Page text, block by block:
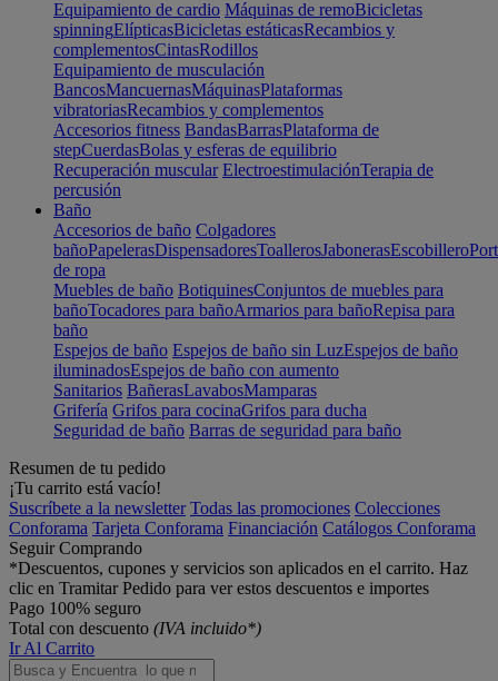
Equipamiento de cardio Máquinas de remoBicicletas
spinningElípticasBicicletas estáticasRecambios y
complementosCintasRodillos
Equipamiento de musculación
BancosMancuernasMáquinasPlataformas
vibratoriasRecambios y complementos
Accesorios fitness BandasBarrasPlataforma de
stepCuerdasBolas y esferas de equilibrio
Recuperación muscular ElectroestimulaciónTerapia de
percusión
Baño
Accesorios de baño Colgadores
bañoPapelerasDispensadoresToallerosJabonerasEscobillero
de ropa
Muebles de baño BotiquinesConjuntos de muebles para
bañoTocadores para bañoArmarios para bañoRepisa para
baño
Espejos de baño Espejos de baño sin LuzEspejos de baño
iluminadosEspejos de baño con aumento
Sanitarios BañerasLavabosMamparas
Grifería Grifos para cocinaGrifos para ducha
Seguridad de baño Barras de seguridad para baño
Resumen de tu pedido
¡Tu carrito está vacío!
Suscríbete a la newsletter Todas las promociones Colecciones
Conforama Tarjeta Conforama Financiación Catálogos Conforama
Seguir Comprando
*Descuentos, cupones y servicios son aplicados en el carrito. Haz
clic en Tramitar Pedido para ver estos descuentos e importes
Pago 100% seguro
Total con descuento (IVA incluido*)
Ir Al Carrito